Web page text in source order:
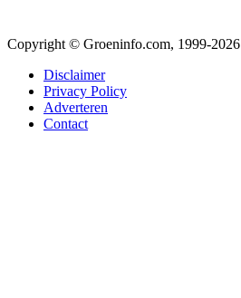
Copyright © Groeninfo.com, 1999-2026
Disclaimer
Privacy Policy
Adverteren
Contact